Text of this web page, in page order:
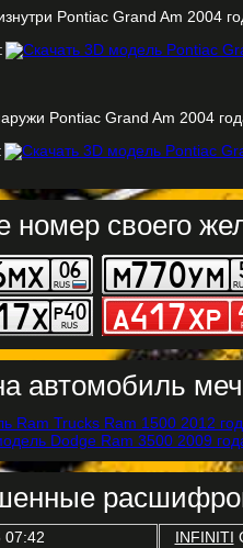
Pontiac Grand Am 2004
Pontiac Grand Am 2004
номер своего
автомобиль
07:42 INFINITI